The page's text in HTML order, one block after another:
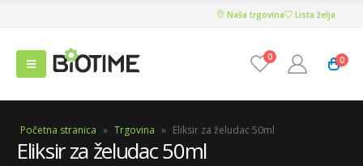
Naša trgovina Lista želja
0 0
Početna stranica » Trgovina » Eliksir za želudac 50ml
Eliksir za želudac 50ml